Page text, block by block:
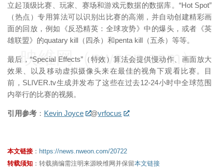
立起顶级比赛、玩家、赛场和游戏元数据的数据库。“Hot Spot”
（热点）专用算法可以识别出比赛的高潮，并自动创建精彩画
面的回放，例如《反恐精英：全球攻势》中的爆头，或者《英
雄联盟》的quatary kill（四杀）和penta kill（五杀）等等。
最后，“Special Effects”（特效）算法会提供慢动作、画面放大
效果、以及移动虚拟摄像头来在最佳的视角下观看比赛。目
前，SLIVER.tv生成并发布了这些在过去12-24小时中全球范围
内举行的比赛的视频。
引用参考 ： Kevin Joyce @vrfocus
映维网（nweon.com）
本文链接 ： https://news.nweon.com/20722
转载须知 ：转载摘编需注明来源映维网并保留本文链接